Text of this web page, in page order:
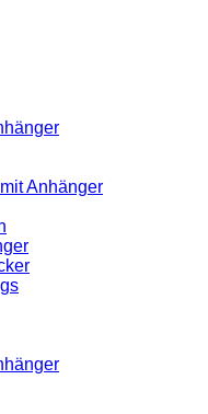
Anhänger